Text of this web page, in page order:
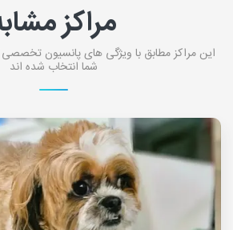
مراکز
این مراکز مطابق با ویژگی های پانسیون
شما انتخاب شده اند